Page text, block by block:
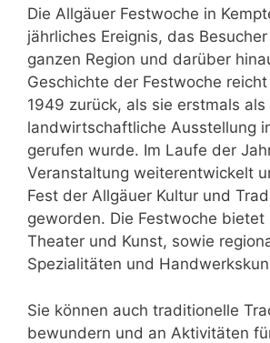
Die Allgäuer Festwoche in
jährliches Ereignis, das
ganzen Region und darüber
Geschichte der Festwoche
1949 zurück, als sie erstmals als
landwirtschaftliche Ausstellung
gerufen wurde. Im Laufe der
Veranstaltung weiterentwickelt
Fest der Allgäuer Kultur und
geworden. Die Festwoche bietet
Theater und Kunst, sowie
Spezialitäten und
Sie können auch traditionelle
bewundern und an Aktivitäten